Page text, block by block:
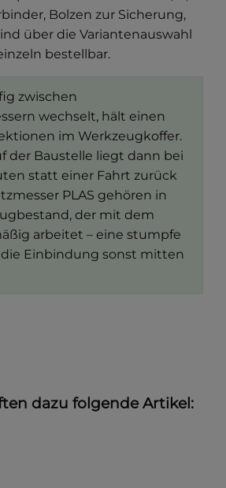
Bolzen zur Sicherung,
über die Variantenauswahl
bestellbar.
zwischen
wechselt, hält einen
im Werkzeugkoffer.
der Baustelle liegt dann bei
statt einer Fahrt zurück
PLAS gehören in
der mit dem
arbeitet – eine stumpfe
Einbindung sonst mitten
dazu folgende Artikel: